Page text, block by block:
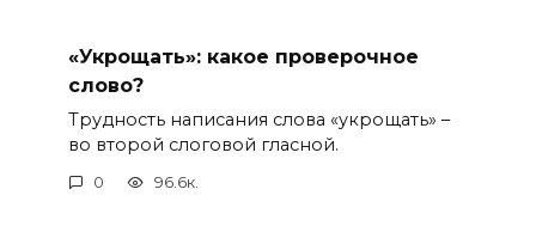
«Укрощать»: какое проверочное
слово?
Трудность написания слова «укрощать» –
во второй слоговой гласной.
0 96.6к.